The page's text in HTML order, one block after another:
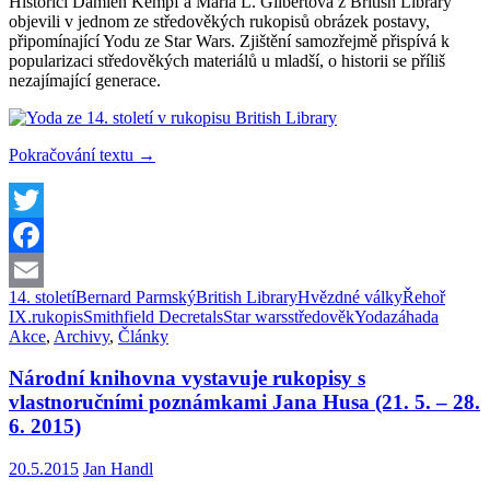
objevili v jednom ze středověkých rukopisů obrázek postavy,
připomínající Yodu ze Star Wars. Zjištění samozřejmě přispívá k
popularizaci středověkých materiálů u mladší, o historii se příliš
nezajímající generace.
Pokračování textu V
postavu,
připomínající
Yodu
ze
Wars…
→
Twitter
Facebook
Email
14. stoletíBernard ParmskýBritish LibraryHvězdné válkyŘehoř
IX.rukopisSmithfield DecretalsStar warsstředověkYodazáhada
Akce, Archivy, Články
Národní knihovna vystavuje rukopisy s
vlastnoručními poznámkami Jana Husa (21. 5. – 28.
6. 2015)
20.5.2015 Jan Handl